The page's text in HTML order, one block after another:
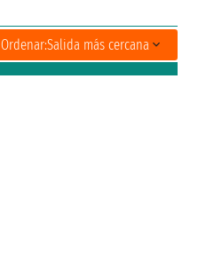
Ordenar:Salida más cercana